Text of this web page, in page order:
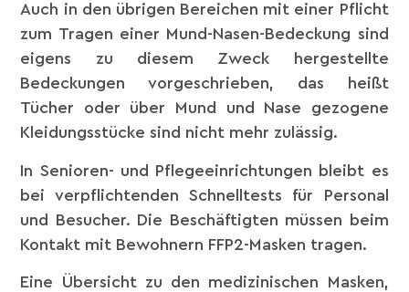
Auch in den übrigen Bereichen mit einer Pflicht
zum Tragen einer Mund-Nasen-Bedeckung sind
eigens zu diesem Zweck hergestellte
Bedeckungen vorgeschrieben, das heißt
Tücher oder über Mund und Nase gezogene
Kleidungsstücke sind nicht mehr zulässig.
In Senioren- und Pflegeeinrichtungen bleibt es
bei verpflichtenden Schnelltests für Personal
und Besucher. Die Beschäftigten müssen beim
Kontakt mit Bewohnern FFP2-Masken tragen.
Eine Übersicht zu den medizinischen Masken,